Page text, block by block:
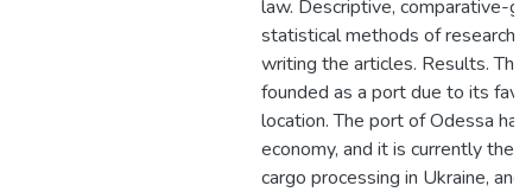
law. Descriptive, comparative-
statistical methods of research
writing the articles. Results.
founded as a port due to its
location. The port of Odessa
economy, and it is currently the
cargo processing in Ukraine,